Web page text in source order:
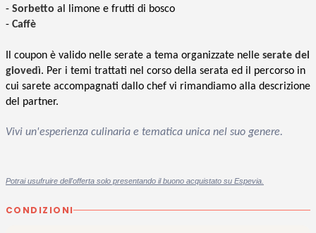
- Sorbetto al limone e frutti di bosco
- Caffè
Il coupon è valido nelle serate a tema organizzate nelle serate del
giovedì. Per i temi trattati nel corso della serata ed il percorso in
cui sarete accompagnati dallo chef vi rimandiamo alla descrizione
del partner.
Vivi un'esperienza culinaria e tematica unica nel suo genere.
Potrai usufruire dell'offerta solo presentando il buono acquistato su Espevia.
CONDIZIONI